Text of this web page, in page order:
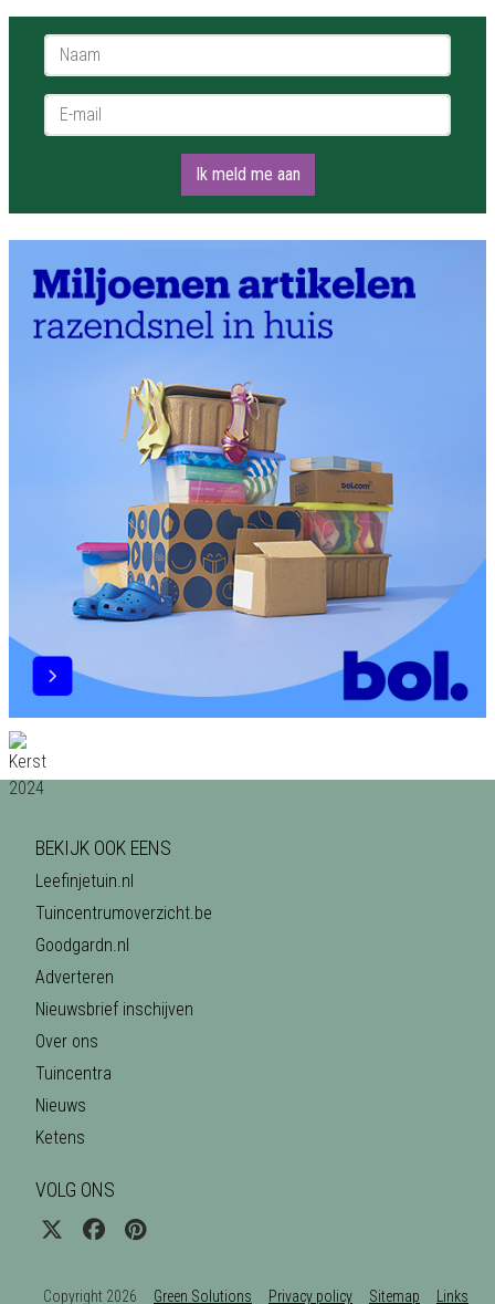
Naam *
E-mail *
Ik meld me aan
BEKIJK OOK EENS
Leefinjetuin.nl
Tuincentrumoverzicht.be
Goodgardn.nl
Adverteren
Nieuwsbrief inschijven
Over ons
Tuincentra
Nieuws
Ketens
VOLG ONS
Copyright 2026 Green Solutions Privacy policy Sitemap Links